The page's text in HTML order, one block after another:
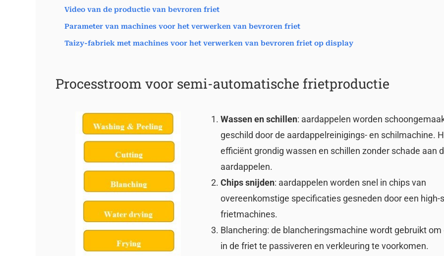
Video van de productie van bevroren friet
Parameter van machines voor het verwerken van bevroren friet
Taizy-fabriek met machines voor het verwerken van bevroren friet op display
Processtroom voor semi-automatische frietproductie
Wassen en schillen: aardappelen worden
geschild door de aardappelreinigings- en schilmachine.
efficiënt grondig wassen en schillen zonder schade aan
aardappelen.
Chips snijden: aardappelen worden snel in chips van
overeenkomstige specificaties gesneden door een high-
frietmachines.
Blanchering: de blancheringsmachine wordt gebruikt om
in de friet te passiveren en verkleuring te voorkomen.